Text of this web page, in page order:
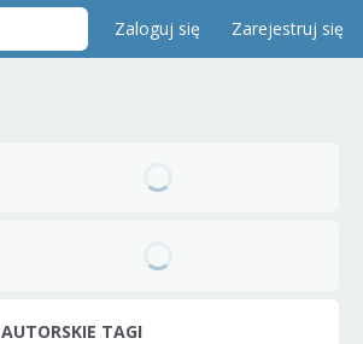
Zaloguj się Zarejestruj się
AUTORSKIE TAGI